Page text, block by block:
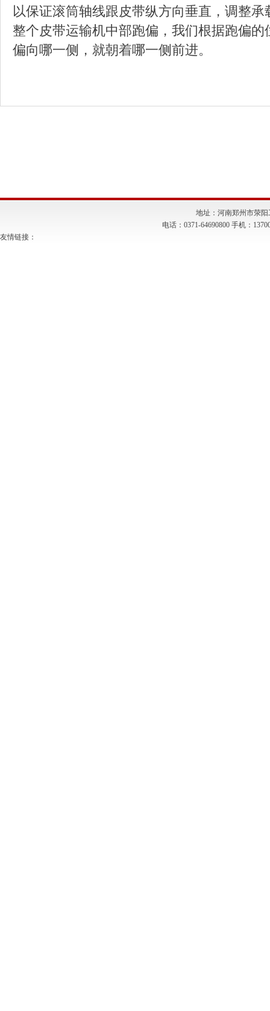
以保证滚筒轴线跟皮带纵方向垂直，调整
整个皮带运输机中部跑偏，我们根据跑偏
偏向哪一侧，就朝着哪一侧前进。
地址：河南郑州市荥
电话：0371-64690800 手机：
友情链接：